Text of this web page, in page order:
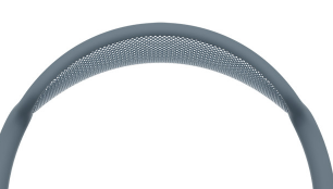
AirPods Max 2